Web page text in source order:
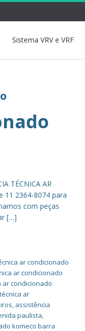
Sistema VRV e VRF
TÉCNICA AR
11 2364-8074 para
com peças
[…]
ar condicionado
ar condicionado
ar condicionado
ar
, assistência
paulista,
komeco barra